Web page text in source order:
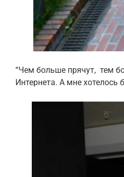
“Чем больше прячут, тем
Интернета. А мне